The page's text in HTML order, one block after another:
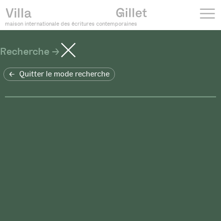
maison internationale des écritures contemporaines
Recherche
Quitter le mode recherche